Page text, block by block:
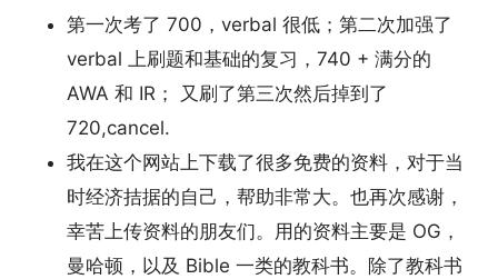
第一次考了 700，verbal 很低；第二次加强了
verbal 上刷题和基础的复习，740 + 满分的
AWA 和 IR； 又刷了第三次然后掉到了
720,cancel.
我在这个网站上下载了很多免费的资料，对于当
时经济拮据的自己，帮助非常大。也再次感谢，
幸苦上传资料的朋友们。用的资料主要是 OG，
曼哈顿，以及 Bible 一类的教科书。除了教科书